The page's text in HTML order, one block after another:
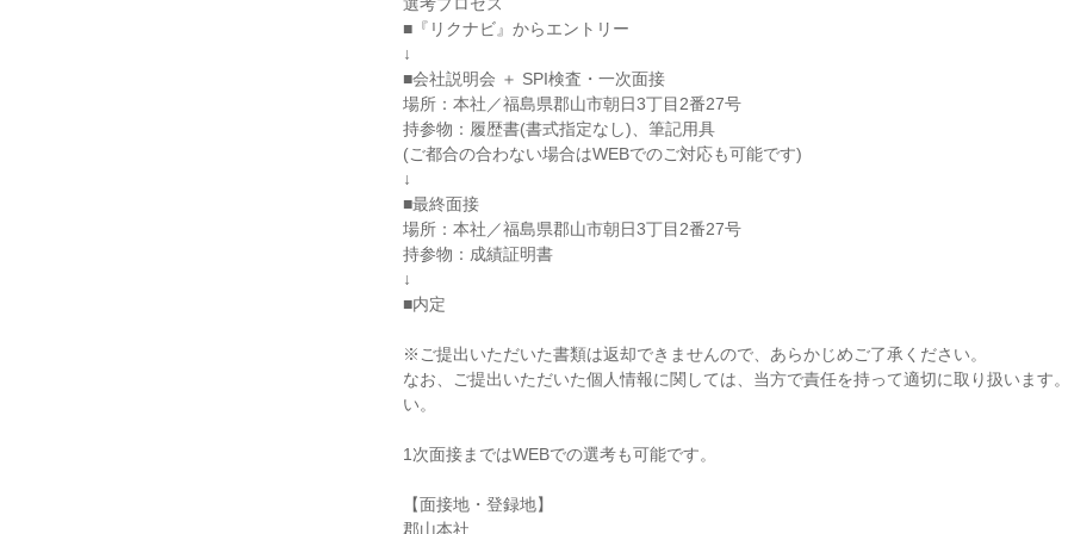
■『リクナビ』からエントリー
↓
■会社説明会 ＋ SPI検査・一次面接
場所：本社／福島県郡山市朝日3丁目2番27号
持参物：履歴書(書式指定なし)、筆記用具
(ご都合の合わない場合はWEBでのご対応も可能です)
↓
■最終面接
場所：本社／福島県郡山市朝日3丁目2番27号
持参物：成績証明書
↓
■内定
※ご提出いただいた書類は返却できませんので、あらかじめご了承ください。
なお、ご提出いただいた個人情報に関しては、当方で責任を持って適切に取り扱います
い。
1次面接まではWEBでの選考も可能です。
【面接地・登録地】
郡山本社